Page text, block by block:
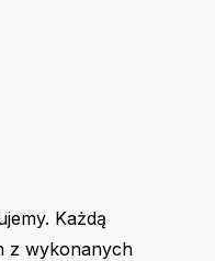
Każdą
z wykonanych